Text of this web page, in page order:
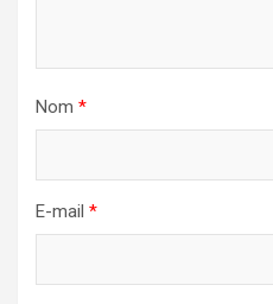
Nom *
E-mail *